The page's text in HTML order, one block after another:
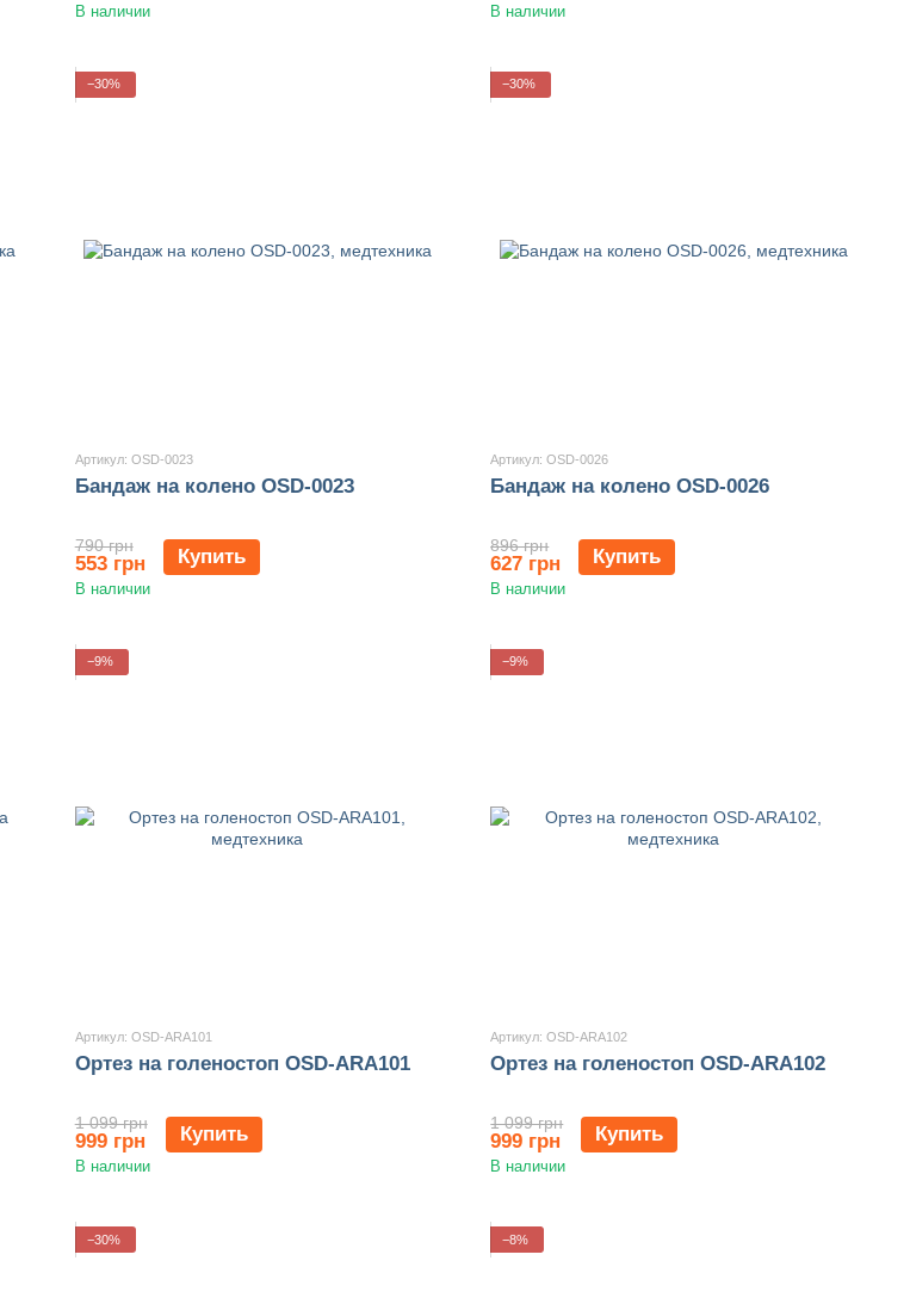
В наличии В наличии
−30%
Артикул: OSD-0023
Бандаж на колено OSD-0023
790 грн
553 грн Купить
В наличии
−30%
Артикул: OSD-0026
Бандаж на колено OSD-0026
896 грн
627 грн Купить
В наличии
−9%
Артикул: OSD-ARA101
Ортез на голеностоп OSD-ARA101
1 099 грн
999 грн Купить
В наличии
−9%
Артикул: OSD-ARA102
Ортез на голеностоп OSD-ARA102
1 099 грн
999 грн Купить
В наличии
−30% −8%